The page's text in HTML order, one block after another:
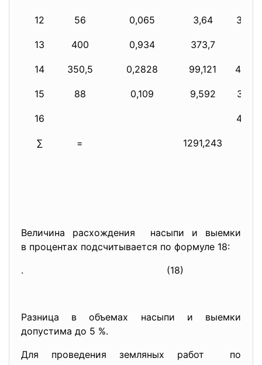
12 56 0,065 3,64 344
13 400 0,934 373,7
14 350,5 0,2828 99,121 49,5
15 88 0,109 9,592 312
16 400
∑ = 1291,243
Величина расхождения насыпи и выемки
в процентах подсчитывается по формуле 18:
.
(18)
Разница в объемах насыпи и выемки
допустима до 5 %.
Для проведения земляных работ по